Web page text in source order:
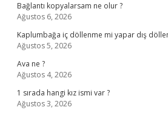
Bağlantı kopyalarsam ne olur ?
Ağustos 6, 2026
Kaplumbağa iç döllenme mi yapar dış
Ağustos 5, 2026
Ava ne ?
Ağustos 4, 2026
1 sırada hangi kız ismi var ?
Ağustos 3, 2026